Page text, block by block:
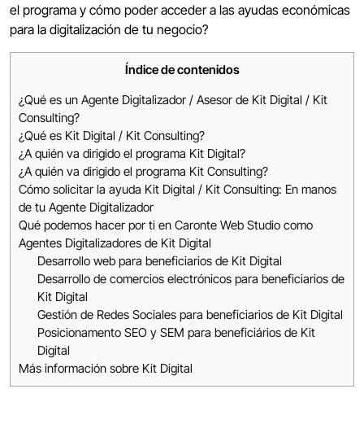
el programa y cómo poder acceder a las ayudas económicas
para la digitalización de tu negocio?
Índice de contenidos
¿Qué es un Agente Digitalizador / Asesor de Kit Digital / Kit
Consulting?
¿Qué es Kit Digital / Kit Consulting?
¿A quién va dirigido el programa Kit Digital?
¿A quién va dirigido el programa Kit Consulting?
Cómo solicitar la ayuda Kit Digital / Kit Consulting: En manos
de tu Agente Digitalizador
Qué podemos hacer por ti en Caronte Web Studio como
Agentes Digitalizadores de Kit Digital
Desarrollo web para beneficiarios de Kit Digital
Desarrollo de comercios electrónicos para beneficiarios de
Kit Digital
Gestión de Redes Sociales para beneficiarios de Kit Digital
Posicionamento SEO y SEM para beneficiários de Kit
Digital
Más información sobre Kit Digital